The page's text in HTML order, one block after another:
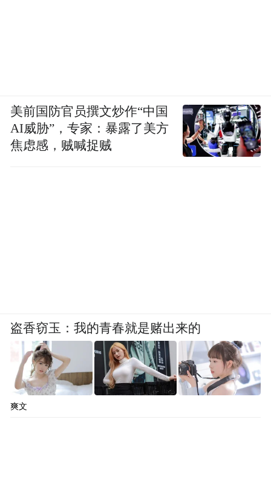
美前国防官员撰文炒作“中国
AI威胁”，专家：暴露了美方
焦虑感，贼喊捉贼
盗香窃玉：我的青春就是赌出来的
爽文